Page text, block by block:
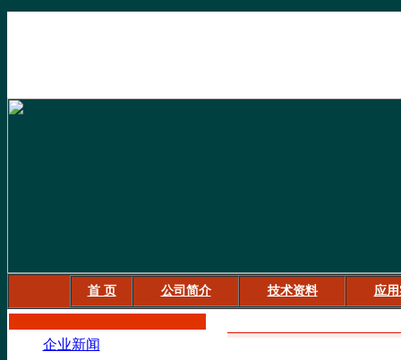
首 页 公司简介 技术资料 应
企业新闻